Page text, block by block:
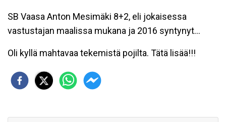
SB Vaasa Anton Mesimäki 8+2, eli jokaisessa
vastustajan maalissa mukana ja 2016 syntynyt...
Oli kyllä mahtavaa tekemistä pojilta. Tätä lisää!!!